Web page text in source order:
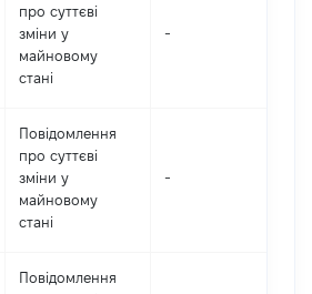
про суттєві
зміни y
майновому
стані
-
Повідомлення
про суттєві
зміни y
майновому
стані
-
Повідомлення